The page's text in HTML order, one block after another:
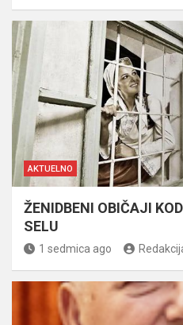
AKTUELNO
ŽENIDBENI OBIČAJI
SELU
1 sedmica ago